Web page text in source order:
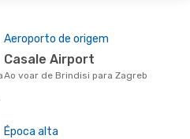
Aeroporto de origem
Casale Airport
Ao voar de Brindisi para Zagreb
Época alta